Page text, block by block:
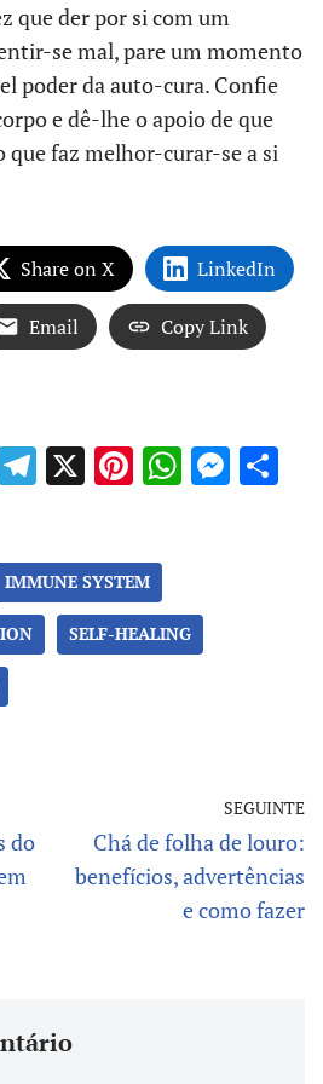
que der por si com um
se mal, pare um momento
poder da auto-cura. Confie
e dê-lhe o apoio de que
que faz melhor-curar-se a si
Share on X LinkedIn
Email Copy Link
T
gr
a
m
X Pi
es
t
W
A
p
M
IMMUNE SYSTEM
SELF-HEALING
do
SEGUINTE
Chá de folha de louro:
benefícios, advertências
e como fazer